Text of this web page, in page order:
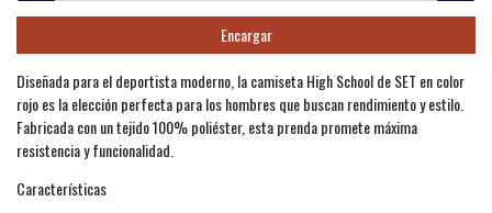
Encargar
Diseñada para el deportista moderno, la camiseta High School de SET en color
rojo es la elección perfecta para los hombres que buscan rendimiento y estilo.
Fabricada con un tejido 100% poliéster, esta prenda promete máxima
resistencia y funcionalidad.
Características